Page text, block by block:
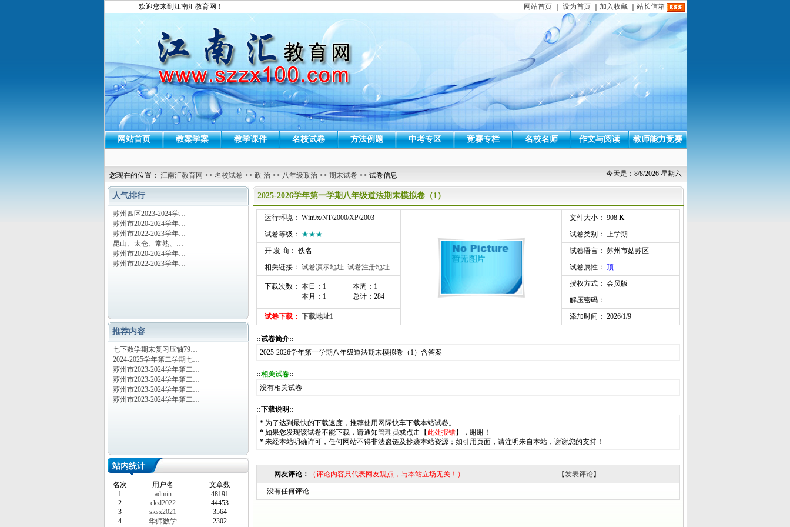
欢迎您来到江南汇教育网！ 网站首页 设为首页 加入收藏 站长信箱
网站首页 教案学案 教学课件 名校试卷 方法例题 中考专区 竞赛专栏 名校名师 作文与阅读 教师能力竞赛
今天是：8/8/2026 星期六
您现在的位置： 江南汇教育网 >> 名校试卷 >> 政 治 >> 八年级政治 >> 期末试卷 >> 试卷信息
人气排行
苏州四区2023-2024学…
苏州市2020-2024学年…
苏州市2022-2023学年…
昆山、太仓、常熟、…
苏州市2020-2024学年…
苏州市2022-2023学年…
推荐内容
七下数学期末复习压轴79…
2024-2025学年第二学期七…
苏州市2023-2024学年第二…
苏州市2023-2024学年第二…
苏州市2023-2024学年第二…
苏州市2023-2024学年第二…
站内统计
名次 用户名
文章数
1
admin
48191
2
ckzl2022
44453
3
sksx2021
3564
4
华师数学
2302
2025-2026学年第一学期八年级道法期末模拟卷（1）
运行环境： Win9x/NT/2000/XP/2003 文件大小： 908 K
试卷等级： ★★★
试卷类别： 上学期
开 发 商： 佚名
试卷语言： 苏州市姑苏区
相关链接： 试卷演示地址 试卷注册地址 试卷属性： 顶
下载次数： 本日：1
本月：1
本周：1
总计：284
授权方式： 会员版
解压密码：
试卷下载： 下载地址1 添加时间： 2026/1/9
::试卷简介::
2025-2026学年第一学期八年级道法期末模拟卷（1）含答案
::相关试卷::
没有相关试卷
::下载说明::
* 为了达到最快的下载速度，推荐使用网际快车下载本站试卷。
* 如果您发现该试卷不能下载，请通知管理员或点击【 此处报错】，谢谢！
* 未经本站明确许可，任何网站不得非法盗链及抄袭本站资源；如引用页面，请注明来自本站，谢谢您的支持！
网友评论： （评论内容只代表网友观点，与本站立场无关！） 【发表评论】
没有任何评论